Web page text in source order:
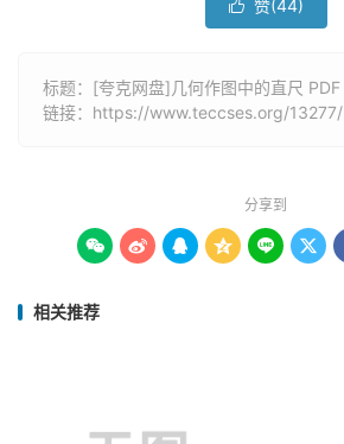
 赞(44)
标题：[夸克网盘]几何作图中的直尺 PDF
链接： https://www.teccses.org/13277/
分享到
     
相关推荐